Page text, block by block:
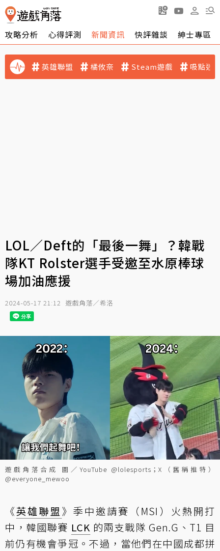
攻略分析 心得評測 新聞資訊 快評雜談 紳士專區
英雄聯盟 橘攸奈 Steam遊戲 吸點迷
LOL／Deft的「最後一舞」？韓戰
隊KT Rolster選手受邀至水原棒球
場加油應援
2024-05-17 21:12 遊戲角落／希洛
遊戲角落合成 圖／YouTube @lolesports；X（舊稱推特）
@everyone_mewoo
《英雄聯盟 》季中邀請賽（MSI）火熱開打
中，韓國聯賽 LCK 的兩支戰隊 Gen.G、T1 目
前仍有機會爭冠。不過，當他們在中國成都拼